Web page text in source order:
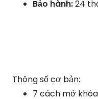
Bảo hành:24
Thông số cơ bản:
7 cách mở